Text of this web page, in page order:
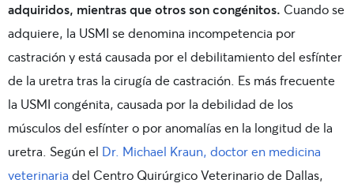
adquiridos, mientras que otros son congénitos. Cuando se
adquiere, la USMI se denomina incompetencia por
castración y está causada por el debilitamiento del esfínter
de la uretra tras la cirugía de castración. Es más frecuente
la USMI congénita, causada por la debilidad de los
músculos del esfínter o por anomalías en la longitud de la
uretra. Según el Dr. Michael Kraun, doctor en medicina
veterinaria del Centro Quirúrgico Veterinario de Dallas,